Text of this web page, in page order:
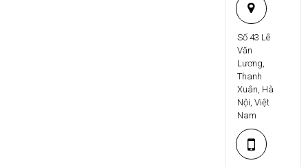
Số 43 Lê
Văn
Lương,
Thanh
Xuân, Hà
Nội, Việt
Nam